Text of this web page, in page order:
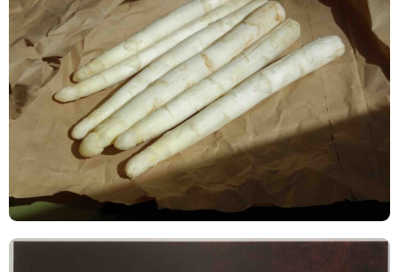
TAGS PEOPLE RANKING
ART WORLD CULTURAL ESSAYS POP CULTURE
POLITICS REVIEWS ARTICLES